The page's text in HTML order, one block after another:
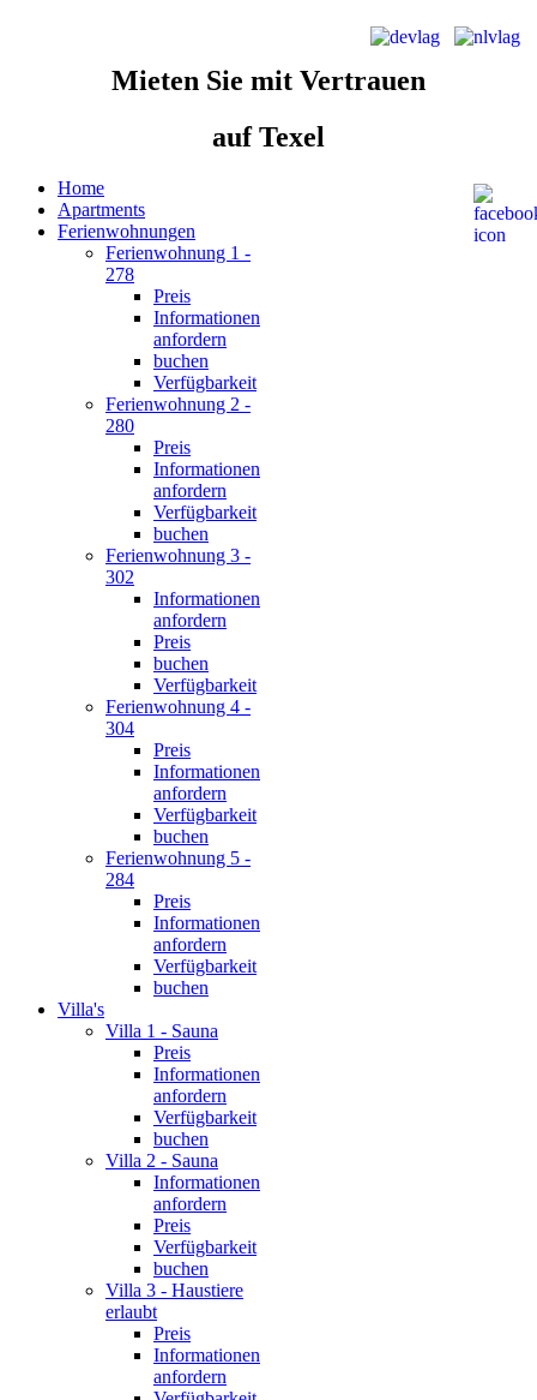
Mieten Sie mit Vertrauen
auf Texel
Home
Apartments
Ferienwohnungen
Ferienwohnung 1 -
278
Preis
Informationen
anfordern
buchen
Verfügbarkeit
Ferienwohnung 2 -
280
Preis
Informationen
anfordern
Verfügbarkeit
buchen
Ferienwohnung 3 -
302
Informationen
anfordern
Preis
buchen
Verfügbarkeit
Ferienwohnung 4 -
304
Preis
Informationen
anfordern
Verfügbarkeit
buchen
Ferienwohnung 5 -
284
Preis
Informationen
anfordern
Verfügbarkeit
buchen
Villa's
Villa 1 - Sauna
Preis
Informationen
anfordern
Verfügbarkeit
buchen
Villa 2 - Sauna
Informationen
anfordern
Preis
Verfügbarkeit
buchen
Villa 3 - Haustiere
erlaubt
Preis
Informationen
anfordern